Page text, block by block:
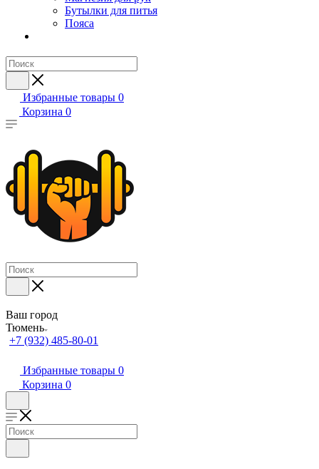
Бутылки для питья
Пояса
Избранные товары 0
Корзина 0
Ваш город
Тюмень
+7 (932) 485-80-01
Избранные товары 0
Корзина 0